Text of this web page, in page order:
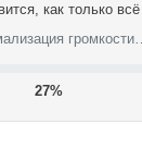
как только всё
27%